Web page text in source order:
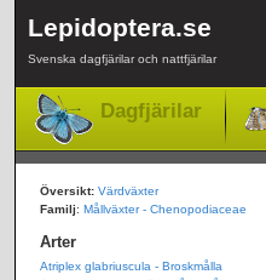
Lepidoptera.se
Svenska dagfjärilar och nattfjärilar
Dagfjärilar
Översikt: Värdväxter
Familj: Mållväxter - Chenopodiaceae
Arter
Atriplex glabriuscula - Broskmålla